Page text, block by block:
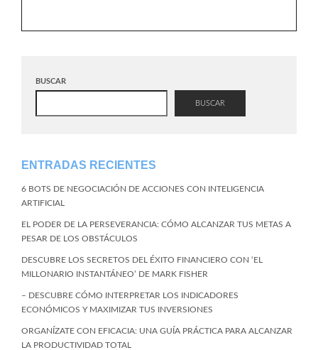
BUSCAR
BUSCAR
ENTRADAS RECIENTES
6 BOTS DE NEGOCIACIÓN DE ACCIONES CON INTELIGENCIA
ARTIFICIAL
EL PODER DE LA PERSEVERANCIA: CÓMO ALCANZAR TUS METAS A
PESAR DE LOS OBSTÁCULOS
DESCUBRE LOS SECRETOS DEL ÉXITO FINANCIERO CON ‘EL
MILLONARIO INSTANTÁNEO’ DE MARK FISHER
– DESCUBRE CÓMO INTERPRETAR LOS INDICADORES
ECONÓMICOS Y MAXIMIZAR TUS INVERSIONES
ORGANÍZATE CON EFICACIA: UNA GUÍA PRÁCTICA PARA ALCANZAR
LA PRODUCTIVIDAD TOTAL